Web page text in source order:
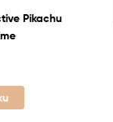
Pikachu